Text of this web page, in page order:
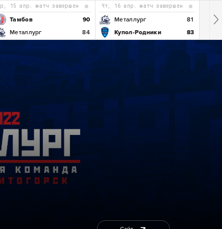
ср, 15 апр. матч завершен
Тамбов
90
Металлург
84
чт, 16 апр. матч завершен
Металлург
81
Купол-Родники
83